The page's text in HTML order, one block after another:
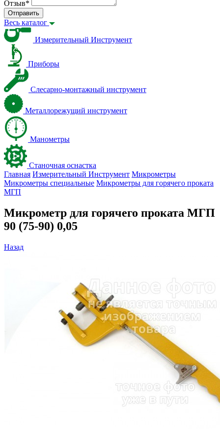
Отзыв*
Отправить
Весь каталог
Измерительный Инструмент
Приборы
Слесарно-монтажный инструмент
Металлорежущий инструмент
Манометры
Станочная оснастка
Главная Измерительный Инструмент Микрометры
Микрометры специальные Микрометры для горячего проката
МГП
Микрометр для горячего проката МГП
90 (75-90) 0,05
Назад